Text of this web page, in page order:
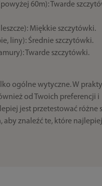
60m): Twarde
Miękkie szczytówki.
liny): Średnie szczytówki.
Twarde szczytówki.
ogólne wytyczne. W
od Twoich preferencji i
jest przetestować różne
aby znaleźć te, które